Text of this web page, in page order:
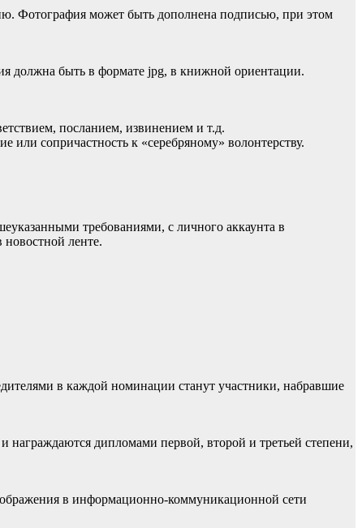
Фотография может быть дополнена подписью, при этом
должна быть в формате jpg, в книжной ориентации.
посланием, извинением и т.д.
сопричастность к «серебряному» волонтерству.
требованиями, с личного аккаунта в
новостной ленте.
в каждой номинации станут участники, набравшие
дипломами первой, второй и третьей степени,
в информационно-коммуникационной сети